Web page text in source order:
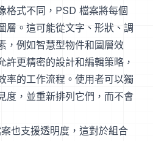
格式不同，PSD 檔案將每個
層。這可能從文字、形狀、調
，例如智慧型物件和圖層效
許更精密的設計和編輯策略，
率的工作流程。使用者可以獨
度，並重新排列它們，而不會
也支援透明度，這對於組合